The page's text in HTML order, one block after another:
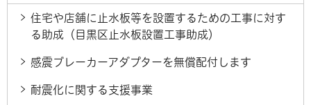
住宅や店舗に止水板等を設置するための工事に対す
る助成（目黒区止水板設置工事助成）
感震ブレーカーアダプターを無償配付します
耐震化に関する支援事業